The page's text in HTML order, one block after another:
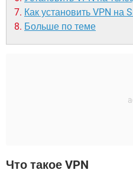
Как установить VPN на
Больше по теме
Что такое VPN